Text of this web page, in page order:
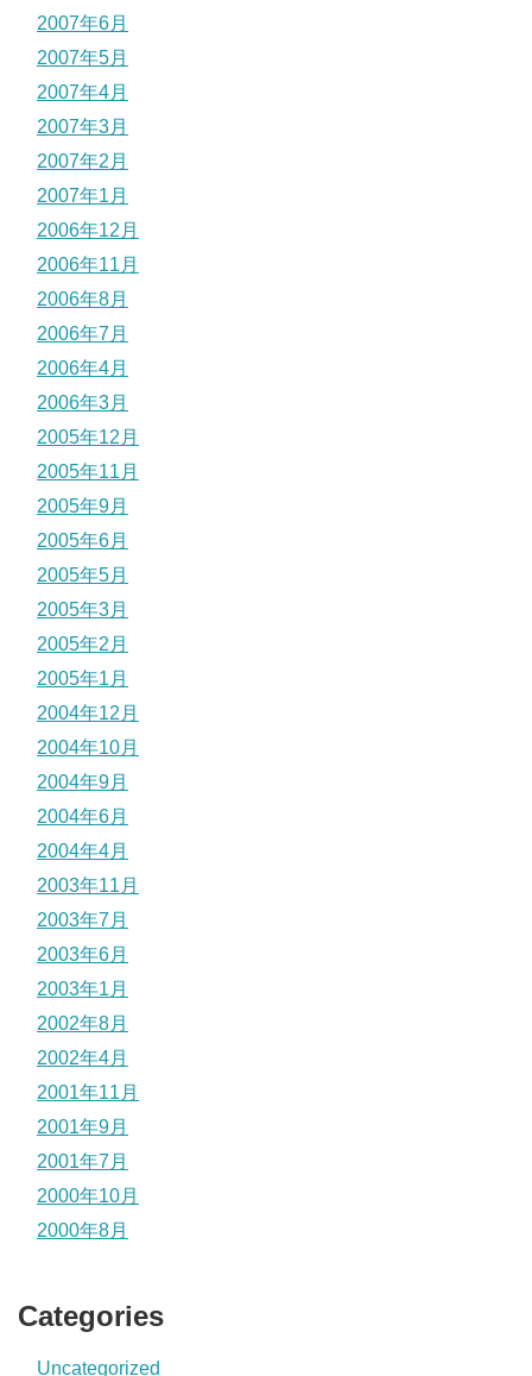
2007年6月
2007年5月
2007年4月
2007年3月
2007年2月
2007年1月
2006年12月
2006年11月
2006年8月
2006年7月
2006年4月
2006年3月
2005年12月
2005年11月
2005年9月
2005年6月
2005年5月
2005年3月
2005年2月
2005年1月
2004年12月
2004年10月
2004年9月
2004年6月
2004年4月
2003年11月
2003年7月
2003年6月
2003年1月
2002年8月
2002年4月
2001年11月
2001年9月
2001年7月
2000年10月
2000年8月
Categories
Uncategorized